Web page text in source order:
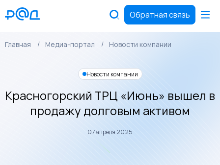
Обратная связь
Главная Медиа-портал Новости компании
Новости компании
Красногорский ТРЦ «Июнь» вышел в
продажу долговым активом
07 апреля 2025